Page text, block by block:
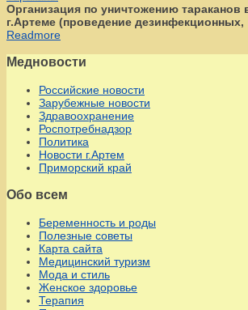
Организация по уничтожению тараканов
г.Артеме (проведение дезинфекционных,
Readmore
Медновости
Российские новости
Зарубежные новости
Здравоохранение
Роспотребнадзор
Политика
Новости г.Артем
Приморский край
Обо всем
Беременность и роды
Полезные советы
Карта сайта
Медицинский туризм
Мода и стиль
Женское здоровье
Терапия